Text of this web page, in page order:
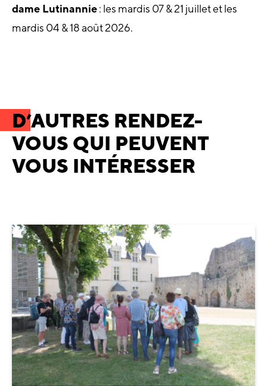
dame Lutinannie: les mardis 07 & 21 juillet et les
mardis 04 & 18 août 2026.
D’AUTRES RENDEZ-
VOUS QUI PEUVENT
VOUS INTÉRESSER